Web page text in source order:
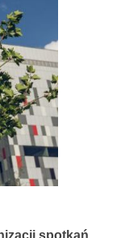
spotkań